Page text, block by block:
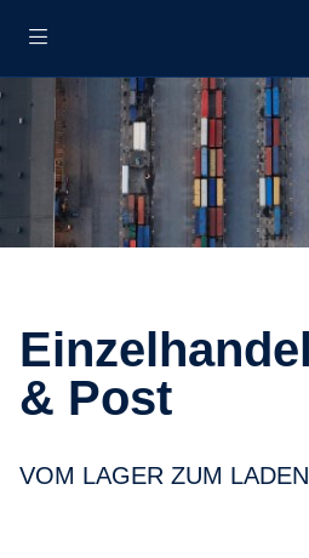
Einzel­handel, Kurier
& Post
VOM LAGER ZUM LADEN